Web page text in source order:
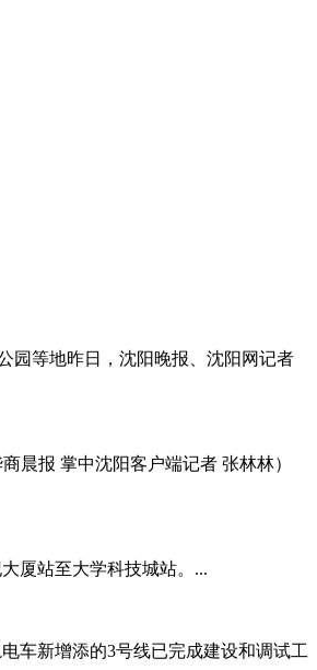
园等地昨日，沈阳晚报、沈阳网记者
晨报 掌中沈阳客户端记者 张林林）
厦站至大学科技城站。...
车新增添的3号线已完成建设和调试工